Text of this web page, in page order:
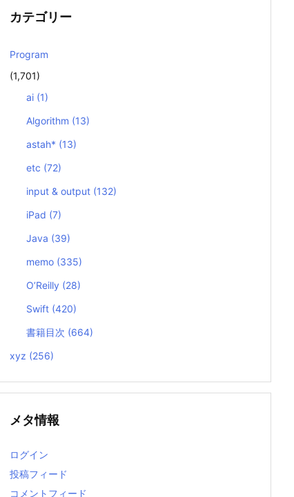
カテゴリー
Program
(1,701)
ai (1)
Algorithm (13)
astah* (13)
etc (72)
input & output (132)
iPad (7)
Java (39)
memo (335)
O’Reilly (28)
Swift (420)
書籍目次 (664)
xyz (256)
メタ情報
ログイン
投稿フィード
コメントフィード